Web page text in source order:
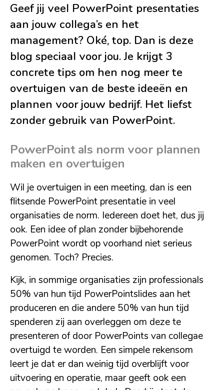
Geef jij veel PowerPoint presentaties
aan jouw collega’s en het
management? Oké, top. Dan is deze
blog speciaal voor jou. Je krijgt 3
concrete tips om hen nog meer te
overtuigen van de beste ideeën en
plannen voor jouw bedrijf. Het liefst
zonder gebruik van PowerPoint.
PowerPoint als norm voor plannen
maken en overtuigen
Wil je overtuigen in een meeting, dan is een
flitsende PowerPoint presentatie in veel
organisaties de norm. Iedereen doet het, dus jij
ook. Een idee of plan zonder bijbehorende
PowerPoint wordt op voorhand niet serieus
genomen. Toch? Precies.
Kijk, in sommige organisaties zijn professionals
50% van hun tijd PowerPointslides aan het
produceren en die andere 50% van hun tijd
spenderen zij aan overleggen om deze te
presenteren of door PowerPoints van collegae
overtuigd te worden. Een simpele rekensom
leert je dat er dan weinig tijd overblijft voor
uitvoering en operatie, maar geeft ook een